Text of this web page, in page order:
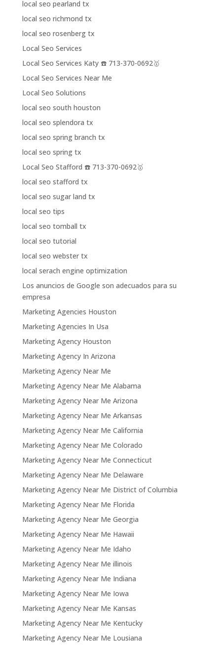
local seo pearland tx
local seo richmond tx
local seo rosenberg tx
Local Seo Services
Local Seo Services Katy ☎️ 713-370-0692🥇
Local Seo Services Near Me
Local Seo Solutions
local seo south houston
local seo splendora tx
local seo spring branch tx
local seo spring tx
Local Seo Stafford ☎️ 713-370-0692🥇
local seo stafford tx
local seo sugar land tx
local seo tips
local seo tomball tx
local seo tutorial
local seo webster tx
local serach engine optimization
Los anuncios de Google son adecuados para su
empresa
Marketing Agencies Houston
Marketing Agencies In Usa
Marketing Agency Houston
Marketing Agency In Arizona
Marketing Agency Near Me
Marketing Agency Near Me Alabama
Marketing Agency Near Me Arizona
Marketing Agency Near Me Arkansas
Marketing Agency Near Me California
Marketing Agency Near Me Colorado
Marketing Agency Near Me Connecticut
Marketing Agency Near Me Delaware
Marketing Agency Near Me District of Columbia
Marketing Agency Near Me Florida
Marketing Agency Near Me Georgia
Marketing Agency Near Me Hawaii
Marketing Agency Near Me Idaho
Marketing Agency Near Me illinois
Marketing Agency Near Me Indiana
Marketing Agency Near Me Iowa
Marketing Agency Near Me Kansas
Marketing Agency Near Me Kentucky
Marketing Agency Near Me Lousiana